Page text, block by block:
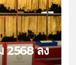
2568 ลง